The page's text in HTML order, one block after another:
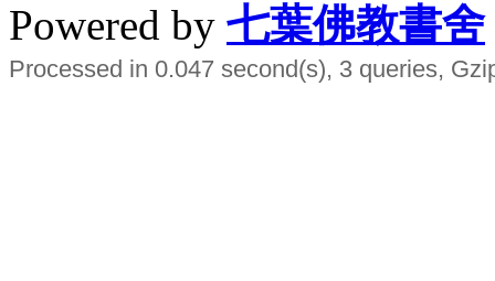
Powered by 七葉佛教書舍
Processed in 0.047 second(s), 3 queries,